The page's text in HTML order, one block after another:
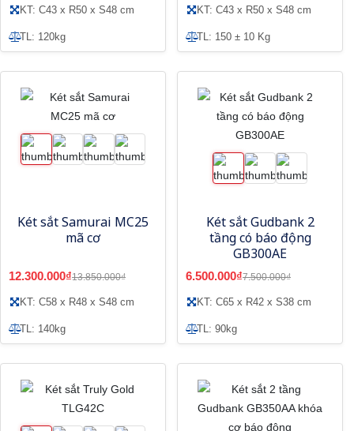
KT: C43 x R50 x S48 cm
TL: 120kg
KT: C43 x R50 x S48 cm
TL: 150 ± 10 Kg
Két sắt Samurai MC25
mã cơ
12.300.000₫13.850.000₫
KT: C58 x R48 x S48 cm
TL: 140kg
Két sắt Gudbank 2
tầng có báo động
GB300AE
6.500.000₫7.500.000₫
KT: C65 x R42 x S38 cm
TL: 90kg